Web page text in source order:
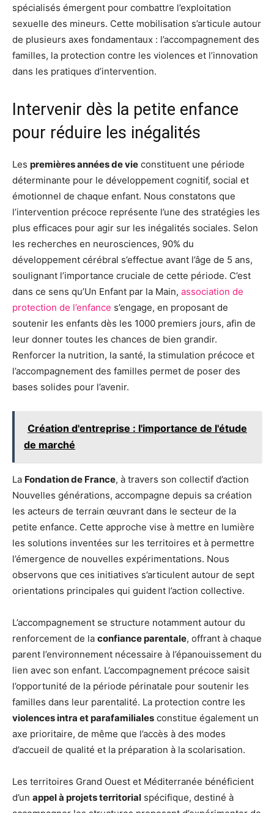
spécialisés émergent pour combattre l’exploitation
sexuelle des mineurs. Cette mobilisation s’articule autour
de plusieurs axes fondamentaux : l’accompagnement des
familles, la protection contre les violences et l’innovation
dans les pratiques d’intervention.
Intervenir dès la petite enfance
pour réduire les inégalités
Les premières années de vie constituent une période
déterminante pour le développement cognitif, social et
émotionnel de chaque enfant. Nous constatons que
l’intervention précoce représente l’une des stratégies les
plus efficaces pour agir sur les inégalités sociales. Selon
les recherches en neurosciences, 90% du
développement cérébral s’effectue avant l’âge de 5 ans,
soulignant l’importance cruciale de cette période. C’est
dans ce sens qu’Un Enfant par la Main, association de
protection de l’enfance s’engage, en proposant de
soutenir les enfants dès les 1000 premiers jours, afin de
leur donner toutes les chances de bien grandir.
Renforcer la nutrition, la santé, la stimulation précoce et
l’accompagnement des familles permet de poser des
bases solides pour l’avenir.
Création d'entreprise : l'importance de l'étude
de marché
La Fondation de France, à travers son collectif d’action
Nouvelles générations, accompagne depuis sa création
les acteurs de terrain œuvrant dans le secteur de la
petite enfance. Cette approche vise à mettre en lumière
les solutions inventées sur les territoires et à permettre
l’émergence de nouvelles expérimentations. Nous
observons que ces initiatives s’articulent autour de sept
orientations principales qui guident l’action collective.
L’accompagnement se structure notamment autour du
renforcement de la confiance parentale, offrant à chaque
parent l’environnement nécessaire à l’épanouissement du
lien avec son enfant. L’accompagnement précoce saisit
l’opportunité de la période périnatale pour soutenir les
familles dans leur parentalité. La protection contre les
violences intra et parafamiliales constitue également un
axe prioritaire, de même que l’accès à des modes
d’accueil de qualité et la préparation à la scolarisation.
Les territoires Grand Ouest et Méditerranée bénéficient
d’un appel à projets territorial spécifique, destiné à